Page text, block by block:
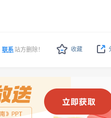
联系站方删除！ 收藏